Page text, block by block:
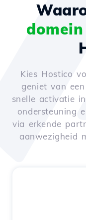
Kies Hostico
geniet van
snelle activatie
ondersteuning
via erkende
aanwezigheid